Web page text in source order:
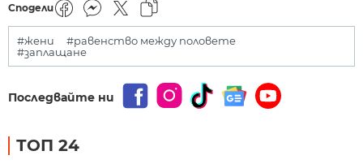
Сподели
#жени
#равенство между половете
#заплащане
Последвайте ни
ТОП 24